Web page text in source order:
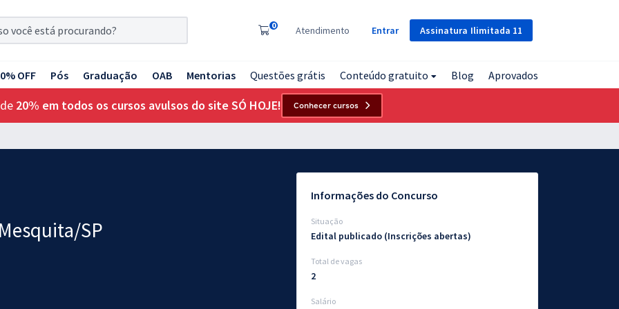
Assinatura Ilimitada 11
0 Atendimento Entrar
OFF Pós Graduação OAB Mentorias Questões grátis Conteúdo gratuito Blog Aprovados
20% em todos os cursos avulsos do site SÓ HOJE! Conhecer cursos
SP
Informações do Concurso
Situação
Edital publicado (Inscrições abertas)
Total de vagas
2
Salário